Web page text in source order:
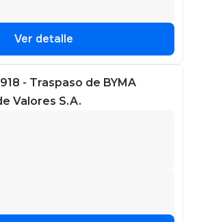
Ver detalle
- Traspaso de BYMA
Valores S.A.